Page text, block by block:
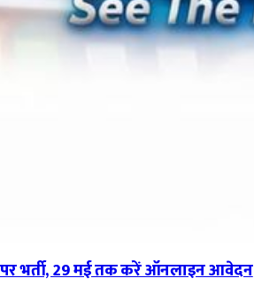
भर्ती, 29 मई तक करें ऑनलाइन आवेदन